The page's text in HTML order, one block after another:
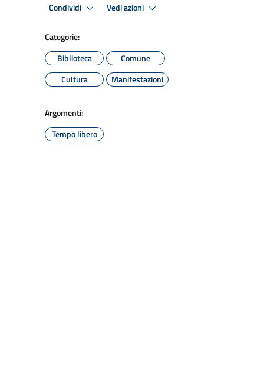
Condividi Vedi azioni
Categorie:
Biblioteca
Comune
Cultura
Manifestazioni
Argomenti:
Tempo libero